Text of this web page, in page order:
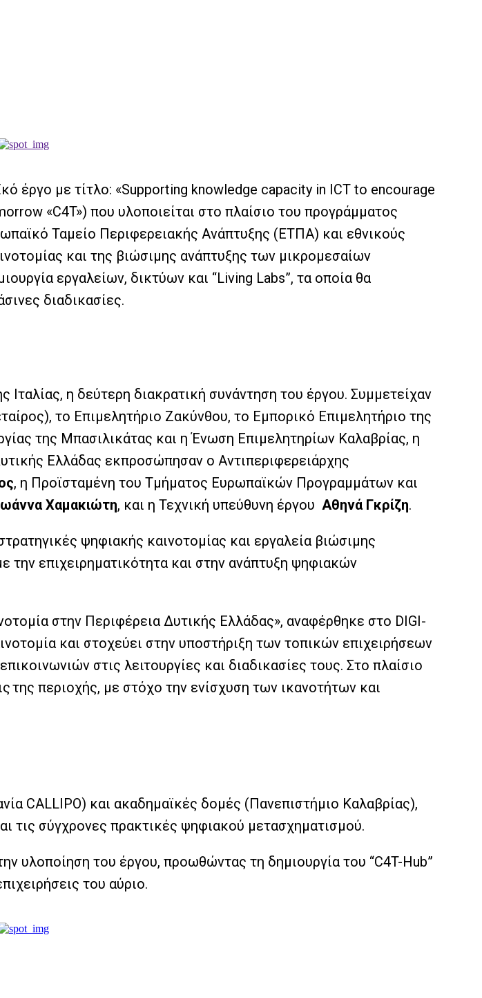
έργο με τίτλο: «Supporting knowledge capacity in ICT to encourage
«C4T») που υλοποιείται στο πλαίσιο του προγράμματος
Ταμείο Περιφερειακής Ανάπτυξης (ΕΤΠΑ) και εθνικούς
και της βιώσιμης ανάπτυξης των μικρομεσαίων
εργαλείων, δικτύων και “Living Labs”, τα οποία θα
διαδικασίες.
η δεύτερη διακρατική συνάντηση του έργου. Συμμετείχαν
το Επιμελητήριο Ζακύνθου, το Εμπορικό Επιμελητήριο της
της Μπασιλικάτας και η Ένωση Επιμελητηρίων Καλαβρίας, η
Ελλάδας εκπροσώπησαν ο Αντιπεριφερειάρχης
, η Προϊσταμένη του Τμήματος Ευρωπαϊκών Προγραμμάτων και
Χαμακιώτη, και η Τεχνική υπεύθυνη έργου Αθηνά Γκρίζη.
ψηφιακής καινοτομίας και εργαλεία βιώσιμης
επιχειρηματικότητα και στην ανάπτυξη ψηφιακών
στην Περιφέρεια Δυτικής Ελλάδας», αναφέρθηκε στο DIGI-
και στοχεύει στην υποστήριξη των τοπικών επιχειρήσεων
στις λειτουργίες και διαδικασίες τους. Στο πλαίσιο
της περιοχής, με στόχο την ενίσχυση των ικανοτήτων και
CALLIPΟ) και ακαδημαϊκές δομές (Πανεπιστήμιο Καλαβρίας),
τις σύγχρονες πρακτικές ψηφιακού μετασχηματισμού.
υλοποίηση του έργου, προωθώντας τη δημιουργία του “C4T-Hub”
του αύριο.